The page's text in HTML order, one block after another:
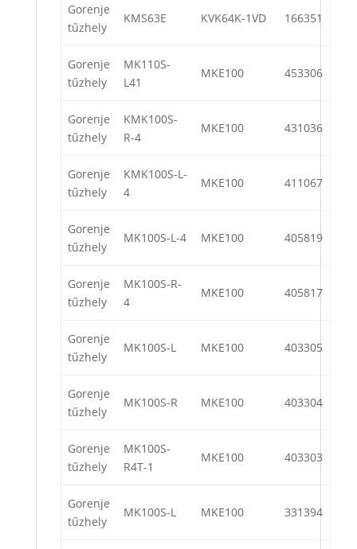
Gorenje
tűzhely
KMS63E KVK64K-1VD 166351
Gorenje
tűzhely
MK110S-
L41
MKE100 453306
Gorenje
tűzhely
KMK100S-
R-4
MKE100 431036
Gorenje
tűzhely
KMK100S-L-
4
MKE100 411067
Gorenje
tűzhely
MK100S-L-4 MKE100 405819
Gorenje
tűzhely
MK100S-R-
4
MKE100 405817
Gorenje
tűzhely
MK100S-L MKE100 403305
Gorenje
tűzhely
MK100S-R MKE100 403304
Gorenje
tűzhely
MK100S-
R4T-1
MKE100 403303
Gorenje
tűzhely
MK100S-L MKE100 331394